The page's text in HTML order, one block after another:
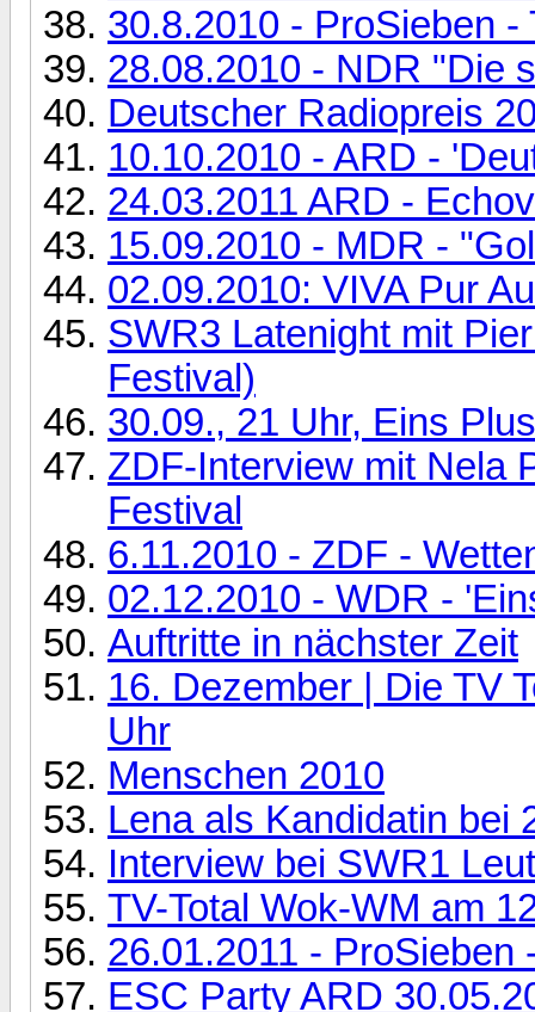
30.8.2010 - ProSieben -
28.08.2010 - NDR "Die
Deutscher Radiopreis
10.10.2010 - ARD -
24.03.2011 ARD -
15.09.2010 - MDR -
02.09.2010: VIVA Pur
SWR3 Latenight mit
Festival)
30.09., 21 Uhr, Eins
ZDF-Interview mit Nela
Festival
6.11.2010 - ZDF -
02.12.2010 - WDR -
Auftritte in nächster Zeit
16. Dezember | Die TV
Uhr
Menschen 2010
Lena als Kandidatin bei
Interview bei SWR1
TV-Total Wok-WM am
26.01.2011 - ProSieben
ESC Party ARD